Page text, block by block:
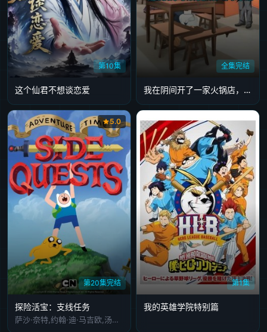
第10集
这个仙君不想谈恋爱
全集完结
我在阴间开了一家火锅店，赚的钱可以变成人间寿命。
第20集完结
5.0
探险活宝：支线任务
萨沙·奈特,约翰·迪·马吉欧,汤姆·肯尼,海登·瓦尔希,奥利维亚·奥尔森,杨泫贞
第1集
我的英雄学院特别篇